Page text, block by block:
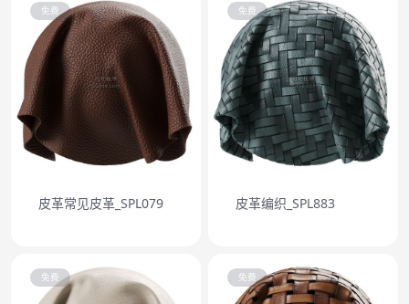
免费
皮革常见皮革_SPL079
免费
皮革编织_SPL883
免费 免费